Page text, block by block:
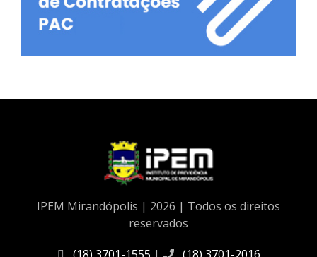
IPEM Mirandópolis | 2026 | Todos os direitos
reservados